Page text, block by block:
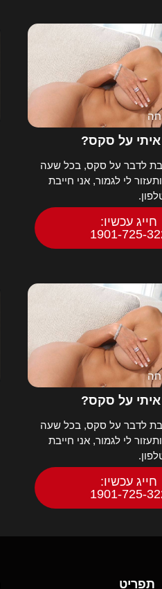
על סקס?
לדבר על סקס, בכל שעה
לי לגמור, אני חייבת
חייג עכשיו:
1901-725-
על סקס?
לדבר על סקס, בכל שעה
לי לגמור, אני חייבת
חייג עכשיו:
1901-725-
תפריט